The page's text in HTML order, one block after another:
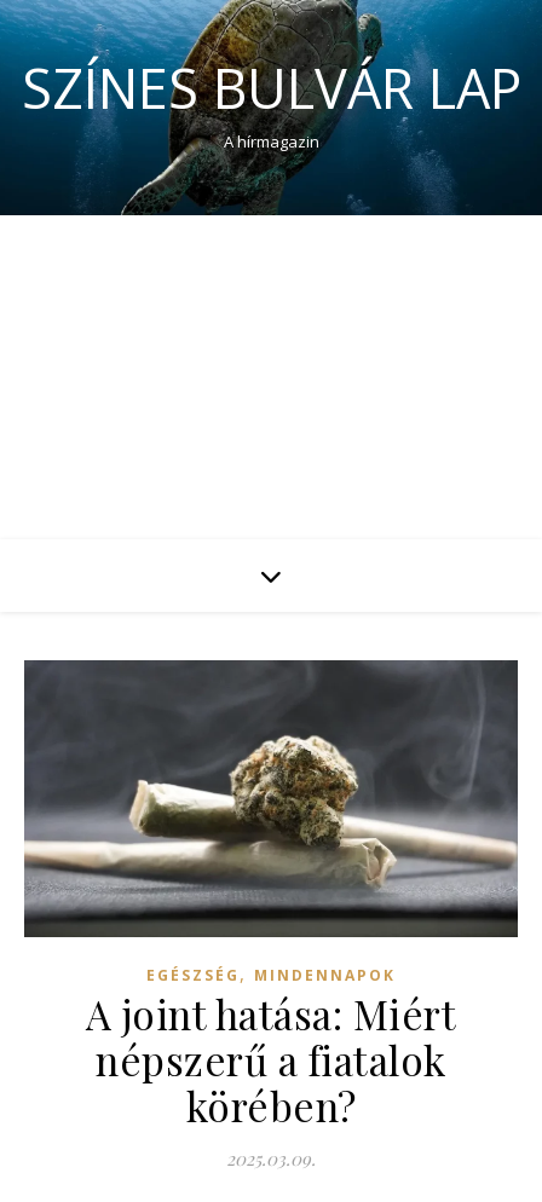
SZÍNES BULVÁR LAP
A hírmagazin
EGÉSZSÉG , MINDENNAPOK
A joint hatása: Miért
népszerű a fiatalok
körében?
2025.03.09.